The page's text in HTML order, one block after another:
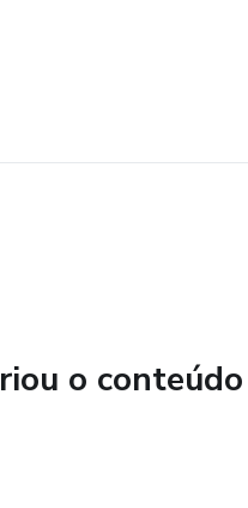
o conteúdo